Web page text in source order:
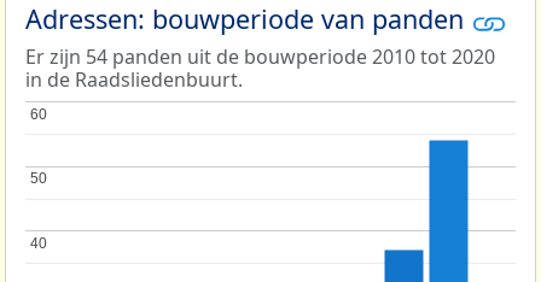
Adressen: bouwperiode van panden
Er zijn 54 panden uit de bouwperiode 2010 tot 2020
in de Raadsliedenbuurt.
40
40
50
50
60
60